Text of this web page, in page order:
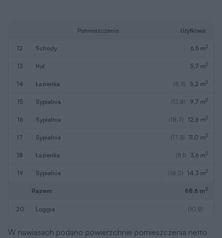
Pomieszczenie Użytkowa
12 schody 6,5 m2
13 hol 5,7 m2
14 łazienka (8,9) 5,2 m2
15 sypialnia (13,8) 9,7 m2
16 sypialnia (18,7) 12,6 m2
17 sypialnia (17,3) 11,0 m2
18 łazienka (8,1) 3,6 m2
19 sypialnia (18,2) 14,3 m2
Razem 68,6 m2
20 loggia (10,8)
W nawiasach podano powierzchnie pomieszczenia netto